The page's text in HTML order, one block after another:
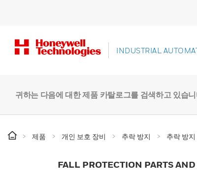
INDUSTRIAL
귀하는 다음에 대한 제품 카탈로그를 검색하고 있습
제품 개인 보호 장비 추락 방지 추락 방
FALL PROTECTION PARTS AND